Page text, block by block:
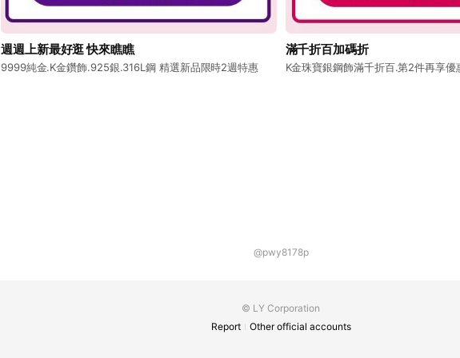
週週上新最好逛 快來瞧瞧
9999純金.K金鑽飾.925銀.316L鋼 精選新品限時2週特惠
滿千折百加碼折
K金珠寶銀鋼飾滿千折百.第2件再享優
@pwy8178p
© LY Corporation
Report
Other official accounts